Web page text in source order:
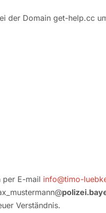
der Domain get-help.cc
per E-mail info@timo-
Verständnis.